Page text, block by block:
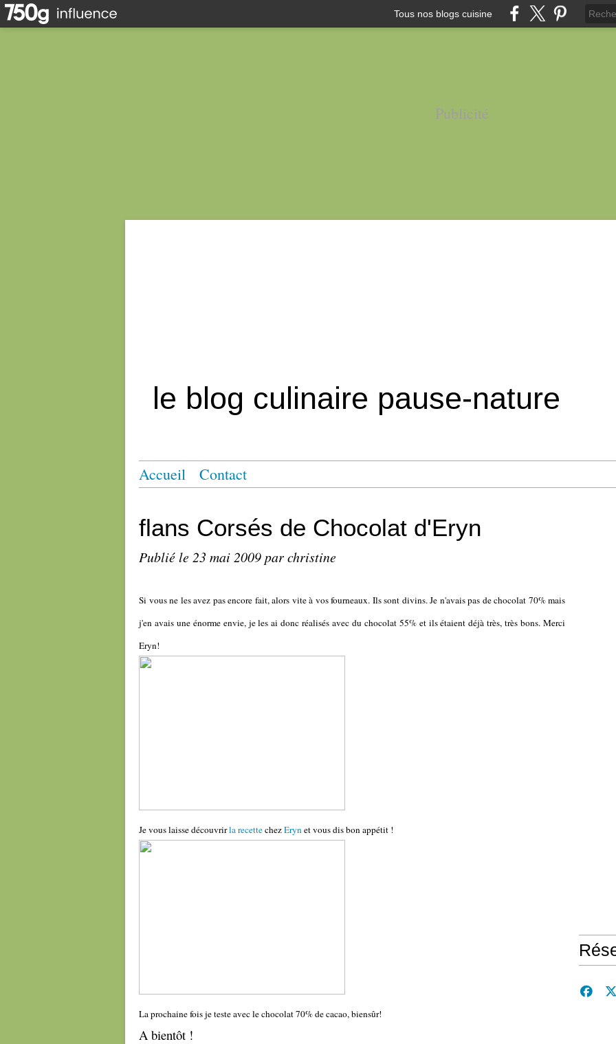
Tous nos blogs cuisine
Publicité
le blog culinaire pause-nature
Accueil Contact
flans Corsés de Chocolat d'Eryn
Publié le 23 mai 2009par christine
Si vous ne les avez pas encore fait, alors vite à vos fourneaux. Ils sont divins. Je n'avais pas de chocolat 70% mais
j'en avais une énorme envie, je les ai donc réalisés avec du chocolat 55% et ils étaient déjà très, très bons. Merci
Eryn!
Je vous laisse découvrirla recettechezErynet vous dis bon appétit !
La prochaine fois je teste avec le chocolat 70% de cacao, biensûr!
A bientôt !